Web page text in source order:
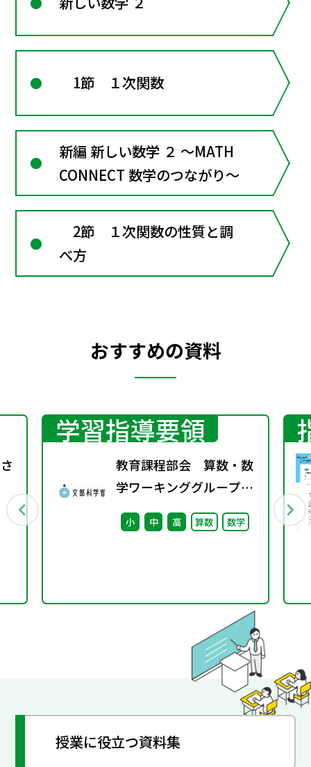
1節 １次関数
新編 新しい数学 ２ ～MATH
CONNECT 数学のつながり～
2節 １次関数の性質と調
べ方
おすすめの資料
学習指導要領
教育課程部会 算数・数
学ワーキンググループ
（第4回） 配付資料
小 中 高 算数 数学
授業に役立つ資料集